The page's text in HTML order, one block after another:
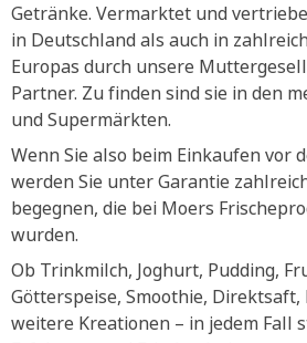
Getränke. Vermarktet und
in Deutschland als auch in
Europas durch unsere
Partner. Zu finden sind sie in den
und Supermärkten.
Wenn Sie also beim Einkaufen vor
werden Sie unter Garantie
begegnen, die bei Moers
wurden.
Ob Trinkmilch, Joghurt, Pudding,
Götterspeise, Smoothie,
weitere Kreationen – in jedem Fall